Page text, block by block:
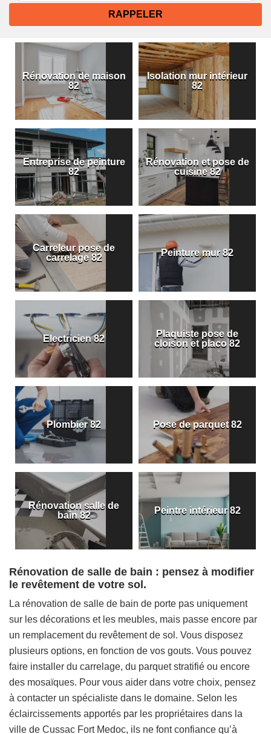
Rénovation de maison
82
Isolation mur intérieur
82
Entreprise de peinture
82
Rénovation et pose de
cuisine 82
Carreleur pose de
carrelage 82
Peinture mur 82
Electricien 82
Plaquiste pose de
cloison et placo 82
Plombier 82 Pose de parquet 82
Rénovation salle de
bain 82
Peintre intérieur 82
Rénovation de salle de bain : pensez à modifier
le revêtement de votre sol.
La rénovation de salle de bain de porte pas uniquement
sur les décorations et les meubles, mais passe encore par
un remplacement du revêtement de sol. Vous disposez
plusieurs options, en fonction de vos gouts. Vous pouvez
faire installer du carrelage, du parquet stratifié ou encore
des mosaïques. Pour vous aider dans votre choix, pensez
à contacter un spécialiste dans le domaine. Selon les
éclaircissements apportés par les propriétaires dans la
ville de Cussac Fort Medoc, ils ne font confiance qu’à